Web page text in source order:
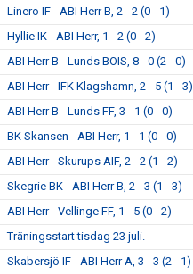
Linero IF - ABI Herr B, 2 - 2 (0 - 1)
Hyllie IK - ABI Herr, 1 - 2 (0 - 2)
ABI Herr B - Lunds BOIS, 8 - 0 (2 - 0)
ABI Herr - IFK Klagshamn, 2 - 5 (1 - 3)
ABI Herr B - Lunds FF, 3 - 1 (0 - 0)
BK Skansen - ABI Herr, 1 - 1 (0 - 0)
ABI Herr - Skurups AIF, 2 - 2 (1 - 2)
Skegrie BK - ABI Herr B, 2 - 3 (1 - 3)
ABI Herr - Vellinge FF, 1 - 5 (0 - 2)
Träningsstart tisdag 23 juli.
Skabersjö IF - ABI Herr A, 3 - 3 (2 - 1)